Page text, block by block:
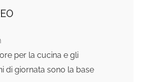
per la cucina e gli
di giornata sono la base